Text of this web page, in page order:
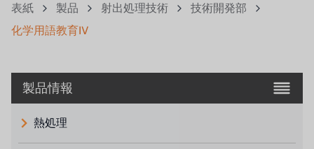
表紙 製品 射出処理技術
技術開発部
化学用語教育IV
製品情報
熱処理